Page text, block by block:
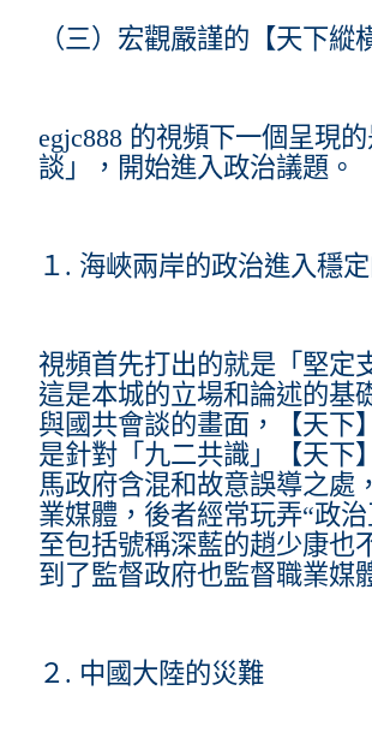
（三）宏觀嚴謹的【天下縱
egjc888 的視頻下一個呈現
談」，開始進入政治議題。
１. 海峽兩岸的政治進入穩
視頻首先打出的就是「堅定
這是本城的立場和論述的基
與國共會談的畫面，【天下
是針對「九二共識」【天下
馬政府含混和故意誤導之處
業媒體，後者經常玩弄“政
至包括號稱深藍的趙少康也
到了監督政府也監督職業媒
２. 中國大陸的災難